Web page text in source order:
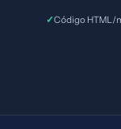
✓Código HTML/